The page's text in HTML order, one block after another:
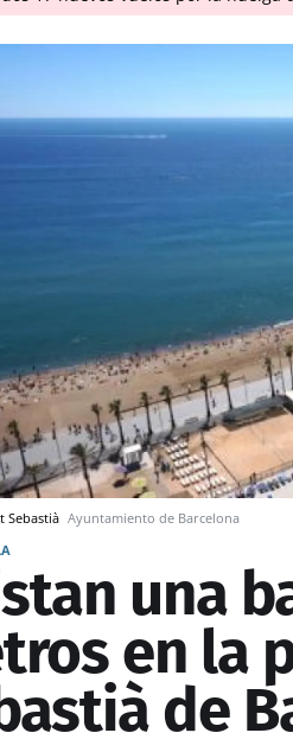
Sebastià Ayuntamiento de Barcelona
una
en la
de